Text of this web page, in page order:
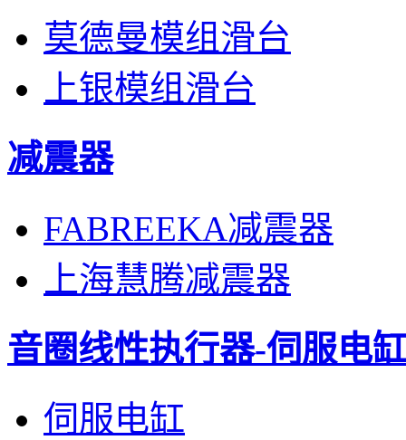
莫德曼模组滑台
上银模组滑台
减震器
FABREEKA减震器
上海慧腾减震器
音圈线性执行器-伺服电
伺服电缸